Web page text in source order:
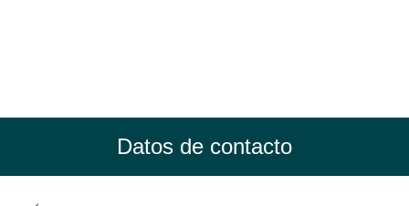
Datos de contacto